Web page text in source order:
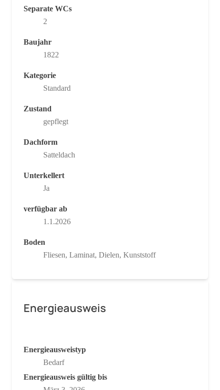
Separate WCs
2
Baujahr
1822
Kategorie
Standard
Zustand
gepflegt
Dachform
Satteldach
Unterkellert
Ja
verfügbar ab
1.1.2026
Boden
Fliesen, Laminat, Dielen, Kunststoff
Energieausweis
Energieausweistyp
Bedarf
Energieausweis gültig bis